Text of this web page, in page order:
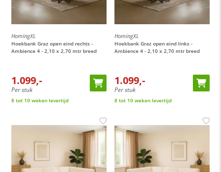
HomingXL
Hoekbank Graz open eind rechts -
Ambience 4 - 2,10 x 2,70 mtr breed
1.099,-
Per stuk
8 tot 10 weken levertijd
HomingXL
Hoekbank Graz open eind links -
Ambience 4 - 2,10 x 2,70 mtr breed
1.099,-
Per stuk
8 tot 10 weken levertijd